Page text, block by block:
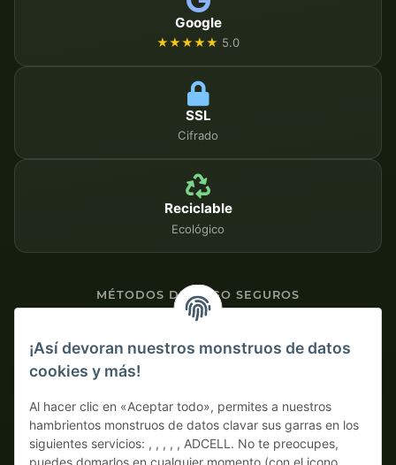
Google
★★★★★ 5.0
SSL
Cifrado
Reciclable
Ecológico
MÉTODOS DE PAGO SEGUROS
Pago por adelantado con descuento
¡Así devoran nuestros monstruos de datos
cookies y más!
Al hacer clic en «Aceptar todo», permites a nuestros
hambrientos monstruos de datos clavar sus garras en los
siguientes servicios: , , , , , ADCELL. No te preocupes,